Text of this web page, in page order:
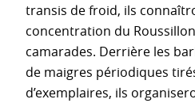
transis de froid, ils
concentration du
camarades. Derrière les
de maigres périodiques
d’exemplaires, ils